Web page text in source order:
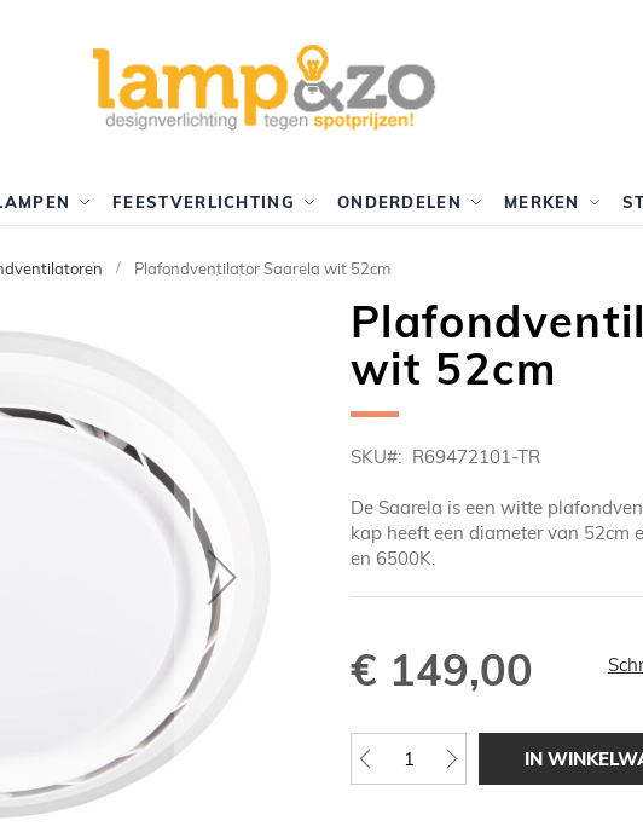
FEESTVERLICHTING ONDERDELEN MERKEN
Plafondventilator Saarela wit 52cm
wit 52cm
SKU R69472101-TR
De Saarela is een witte
kap heeft een diameter van 52cm
en 6500K.
€ 149,00
IN